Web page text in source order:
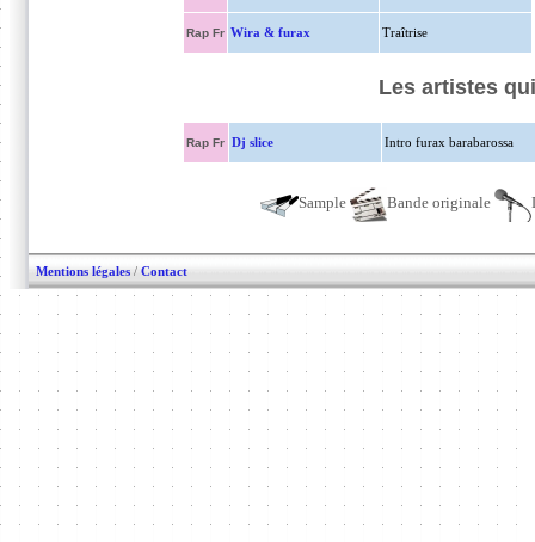
Rap Fr Wira & furax Traîtrise
Les artistes
Rap Fr Dj slice Intro furax barabarossa
Sample Bande originale
Mentions légales / Contact